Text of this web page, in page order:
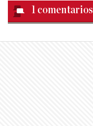
1 comentarios